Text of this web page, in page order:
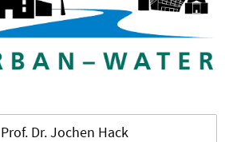
Prof. Dr. Jochen Hack